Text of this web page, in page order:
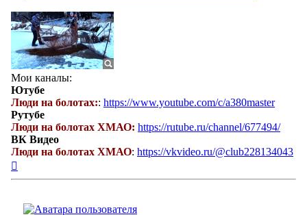
Мои каналы:
Ютубе
Люди на болотах:: https://www.youtube.com/c/a380master
Рутубе
Люди на болотах ХМАО: https://rutube.ru/channel/677494/
ВК Видео
Люди на болотах ХМАО: https://vkvideo.ru/@club228134043